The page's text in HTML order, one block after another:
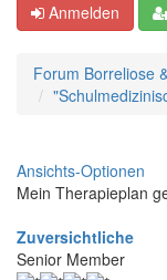
Anmelden
Forum Borreliose
Ansichts-Optionen
Mein Therapieplan
Zuversichtliche
Senior Member